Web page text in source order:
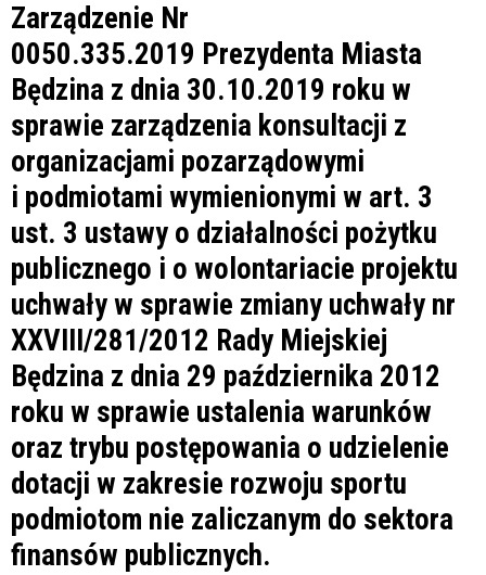
Zarządzenie Nr
0050.335.2019 Prezydenta Miasta
Będzina z dnia 30.10.2019 roku w
sprawie zarządzenia konsultacji z
organizacjami pozarządowymi
i podmiotami wymienionymi w art. 3
ust. 3 ustawy o działalności pożytku
publicznego i o wolontariacie projektu
uchwały w sprawie zmiany uchwały nr
XXVIII/281/2012 Rady Miejskiej
Będzina z dnia 29 października 2012
roku w sprawie ustalenia warunków
oraz trybu postępowania o udzielenie
dotacji w zakresie rozwoju sportu
podmiotom nie zaliczanym do sektora
finansów publicznych.